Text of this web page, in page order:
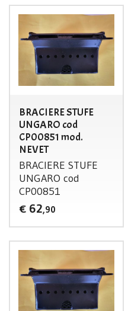
BRACIERE STUFE
UNGARO cod
CP00851 mod.
NEVET
BRACIERE STUFE
UNGARO cod
CP00851
€ 62,90